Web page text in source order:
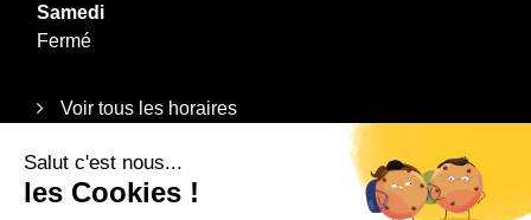
Samedi
Fermé
Voir tous les horaires
Informations